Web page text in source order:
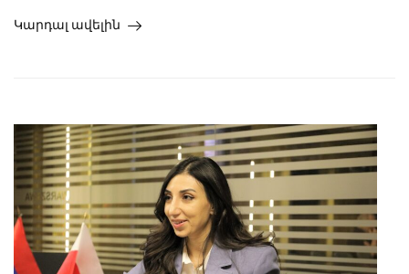
Կարդալ ավելին